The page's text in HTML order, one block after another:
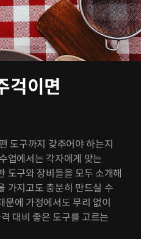
걱이면
도구까지 갖추어야 하는지
업에서는 각자에게 맞는
도구와 장비들을 모두 소개해
가지고도 충분히 만드실 수
문에 가정에서도 무리 없이
대비 좋은 도구를 고르는